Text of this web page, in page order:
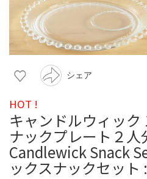
シェア
HOT !
キャンドルウィック
ナックプレート２人
Candlewick Snack
ックスナックセット